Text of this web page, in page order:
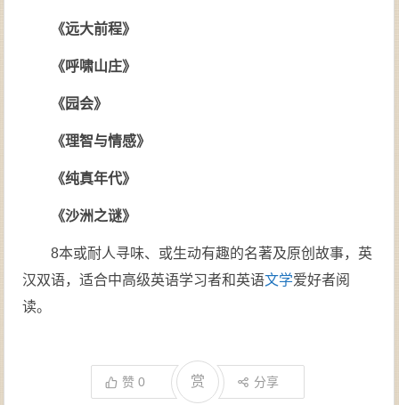
《远大前程》
《呼啸山庄》
《园会》
《理智与情感》
《纯真年代》
《沙洲之谜》
8本或耐人寻味、或生动有趣的名著及原创故事，英
汉双语，适合中高级英语学习者和英语文学爱好者阅
读。
赞0 赏 分享